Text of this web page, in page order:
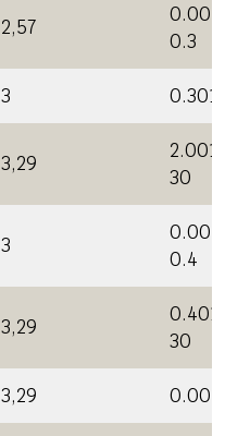
2,57
0.001
0.3
3 0.301
3,29
2.001
30
3
0.001
0.4
3,29
0.401
30
3,29 0.001